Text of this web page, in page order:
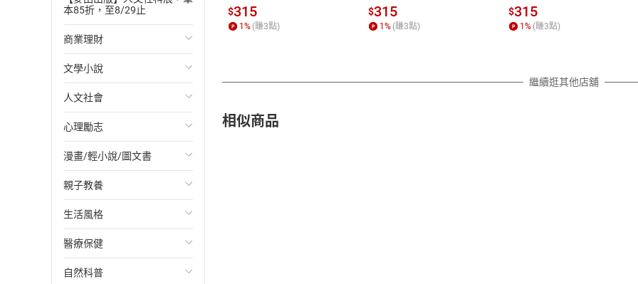
本85折，至8/29止
商業理財
投資理財
經濟/趨勢
財務/金融
管理/領導
職場工作術
成功法
行銷/廣告
傳記
文學小說
歐美文學
日本文學
韓國文學
華文文學
經典文學
成長/家庭生活小說
懸疑/推理小說
人文社會
國際關係
政治
社會科學
台灣/中國歷史
日/韓歷史
其他歷史/史學
心理勵志
心靈成長/情緒
人際關係
兩性關係
心理學
漫畫/輕小說/圖文書
輕小說
奇幻/科幻
愛情故事
職場/社會寫實
親子教養
教育現場
兒童文學/故事
兒童科普/學習
生活風格
飲食/食譜
健身/美顏
醫療保健
健康/養生
自然科普
質各有不同規定。詳細退換貨說明
照各商品說明。
$315
1% (賺3點)
$315
1% (賺3點)
$315
1% (賺3點)
繼續逛其他店舖
相似商品